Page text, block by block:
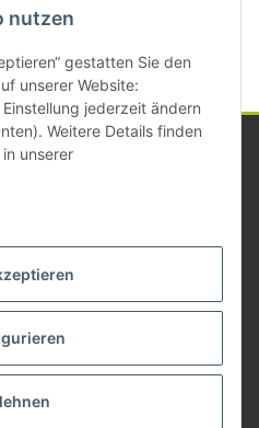
nutzen
gestatten Sie den
unserer Website:
jederzeit ändern
Weitere Details finden
unserer
widerrufen
zzgl.Versand